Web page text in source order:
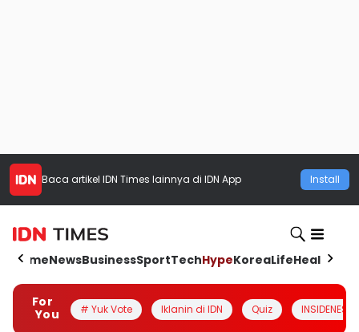
Baca artikel IDN Times lainnya di IDN App Install
HomeNewsBusinessSportTechHypeKoreaLifeHealth
For
You
# Yuk Vote Iklanin di IDN Quiz INSIDENESIA